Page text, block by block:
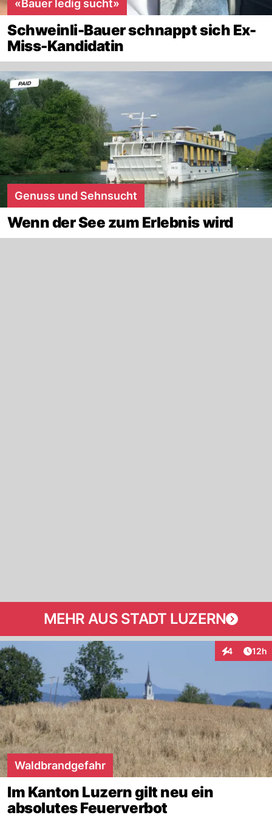
«Bauer ledig sucht»
Schweinli-Bauer schnappt sich Ex-
Miss-Kandidatin
Genuss und Sehnsucht
Wenn der See zum Erlebnis wird
MEHR AUS STADT LUZERN
4
Interaktionen
12h
Waldbrandgefahr
Im Kanton Luzern gilt neu ein
absolutes Feuerverbot